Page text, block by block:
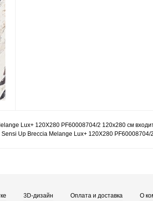
Lux+ 120X280 PF60008704/2 120x280 см
Up Breccia Melange Lux+ 120X280
3D-дизайн Оплата и доставка О